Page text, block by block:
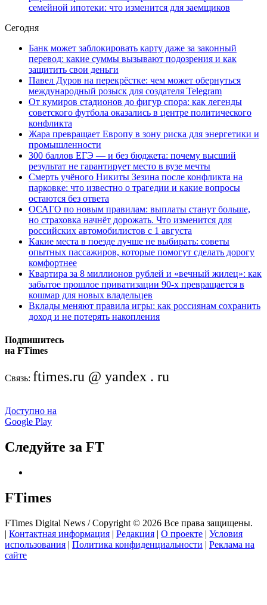
семейной ипотеки: что изменится для заемщиков
Сегодня
Банк может заблокировать карту даже за законный
перевод: какие суммы вызывают подозрения и как
защитить свои деньги
Павел Дуров на перекрёстке: чем может обернуться
международный розыск для создателя Telegram
От кумиров стадионов до фигур спора: как легенды
советского футбола оказались в центре политического
конфликта
Жара превращает Европу в зону риска для энергетики и
промышленности
300 баллов ЕГЭ — и без бюджета: почему высший
результат не гарантирует место в вузе мечты
Смерть учёного Никиты Зезина после конфликта на
парковке: что известно о трагедии и какие вопросы
остаются без ответа
ОСАГО по новым правилам: выплаты станут больше,
но страховка начнёт дорожать. Что изменится для
российских автомобилистов с 1 августа
Какие места в поезде лучше не выбирать: советы
опытных пассажиров, которые помогут сделать дорогу
комфортнее
Квартира за 8 миллионов рублей и «вечный жилец»: как
забытое прошлое приватизации 90-х превращается в
кошмар для новых владельцев
Вклады меняют правила игры: как россиянам сохранить
доход и не потерять накопления
Подпишитесь
на FTimes
Связь: ftimes.ru @ yandex . ru
Доступно на
Google Play
Следуйте за FT
FTimes
FTimes Digital News / Copyright © 2026 Все права защищены.
| Контактная информация | Редакция | О проекте | Условия
использования | Политика конфиденциальности | Реклама на
сайте